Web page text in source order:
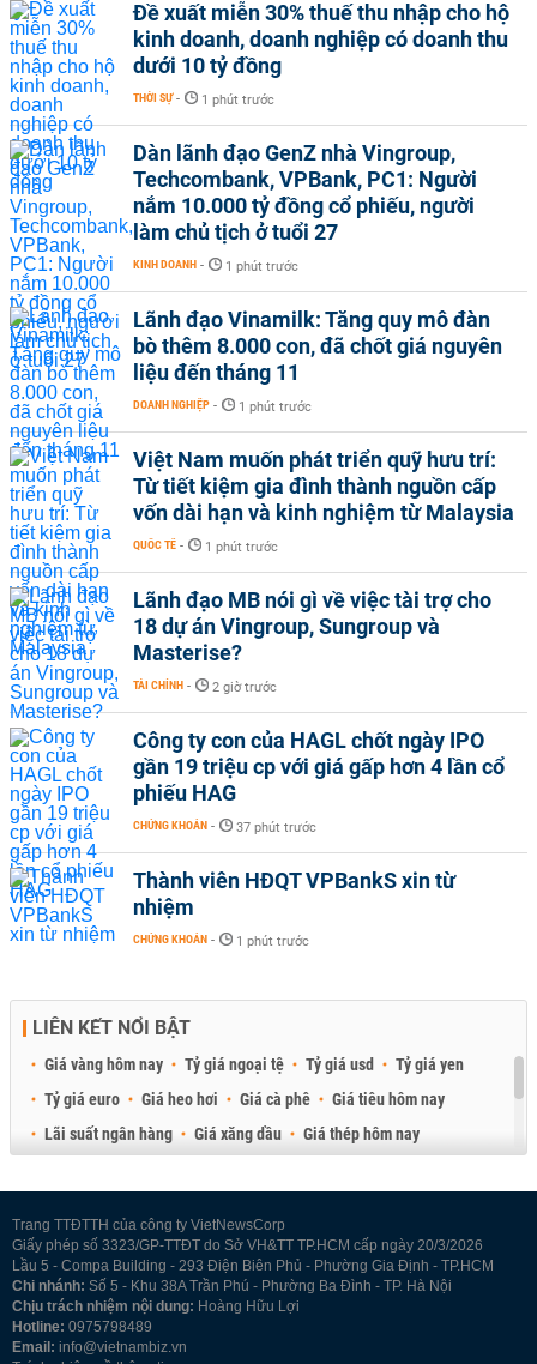
Đề xuất miễn 30% thuế thu nhập cho hộ
kinh doanh, doanh nghiệp có doanh thu
dưới 10 tỷ đồng
THỜI SỰ - 1 phút trước
Dàn lãnh đạo GenZ nhà Vingroup,
Techcombank, VPBank, PC1: Người
nắm 10.000 tỷ đồng cổ phiếu, người
làm chủ tịch ở tuổi 27
KINH DOANH - 1 phút trước
Lãnh đạo Vinamilk: Tăng quy mô đàn
bò thêm 8.000 con, đã chốt giá nguyên
liệu đến tháng 11
DOANH NGHIỆP - 1 phút trước
Việt Nam muốn phát triển quỹ hưu trí:
Từ tiết kiệm gia đình thành nguồn cấp
vốn dài hạn và kinh nghiệm từ Malaysia
QUỐC TẾ - 1 phút trước
Lãnh đạo MB nói gì về việc tài trợ cho
18 dự án Vingroup, Sungroup và
Masterise?
TÀI CHÍNH - 2 giờ trước
Công ty con của HAGL chốt ngày IPO
gần 19 triệu cp với giá gấp hơn 4 lần cổ
phiếu HAG
CHỨNG KHOÁN - 37 phút trước
Thành viên HĐQT VPBankS xin từ
nhiệm
CHỨNG KHOÁN - 1 phút trước
LIÊN KẾT NỔI BẬT
Giá vàng hôm nay Tỷ giá ngoại tệ Tỷ giá usd
Tỷ giá yen
Tỷ giá euro
Giá heo hơi Giá cà phê
Giá tiêu hôm nay
Lãi suất ngân hàng
Giá xăng dầu
Giá thép hôm nay
Trang TTĐTTH của công ty VietNewsCorp
Giấy phép số 3323/GP-TTĐT do Sở VH&TT TP.HCM cấp ngày 20/3/2026
Lầu 5 - Compa Building - 293 Điện Biên Phủ - Phường Gia Định - TP.HCM
Chi nhánh: Số 5 - Khu 38A Trần Phú - Phường Ba Đình - TP. Hà Nội
Chịu trách nhiệm nội dung: Hoàng Hữu Lợi
Hotline: 0975798489
Email: info@vietnambiz.vn